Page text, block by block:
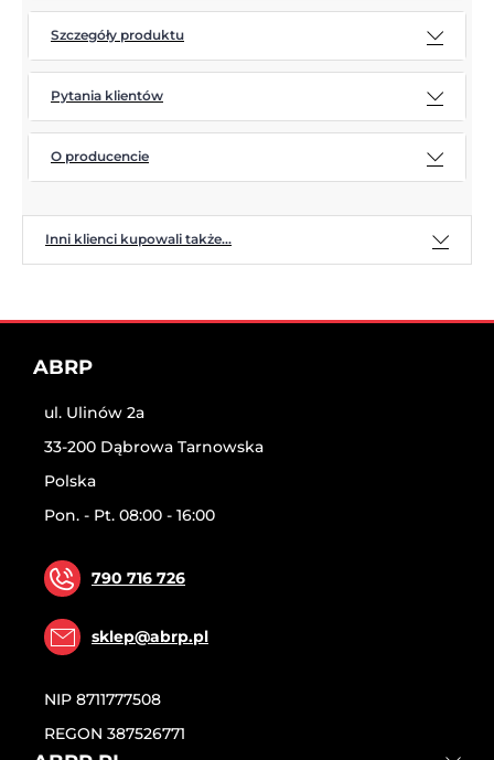
Szczegóły produktu
Pytania klientów
O producencie
Inni klienci kupowali także...
ABRP
ul. Ulinów 2a
33-200 Dąbrowa Tarnowska
Polska
Pon. - Pt. 08:00 - 16:00
790 716 726
sklep@abrp.pl
NIP 8711777508
REGON 387526771